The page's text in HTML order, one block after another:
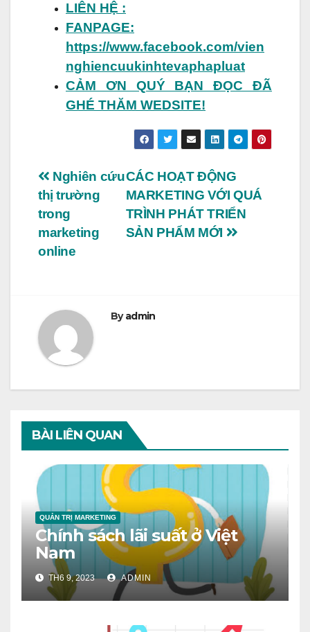
LIÊN HỆ :
FANPAGE:
https://www.facebook.com/vien
nghiencuukinhtevaphapluat
CẢM ƠN QUÝ BẠN ĐỌC ĐÃ
GHÉ THĂM WEDSITE!
Điều
hướng
bài
CÁC HOẠT ĐỘNG
MARKETING VỚI QUÁ
TRÌNH PHÁT TRIỂN
SẢN PHẨM MỚI
Nghiên cứu
thị trường
trong
marketing
online
Byadmin
BÀI LIÊN QUAN
QUẢN TRỊ MARKETING
Chính sách lãi suất ở Việt
Nam
TH6 9, 2023 ADMIN